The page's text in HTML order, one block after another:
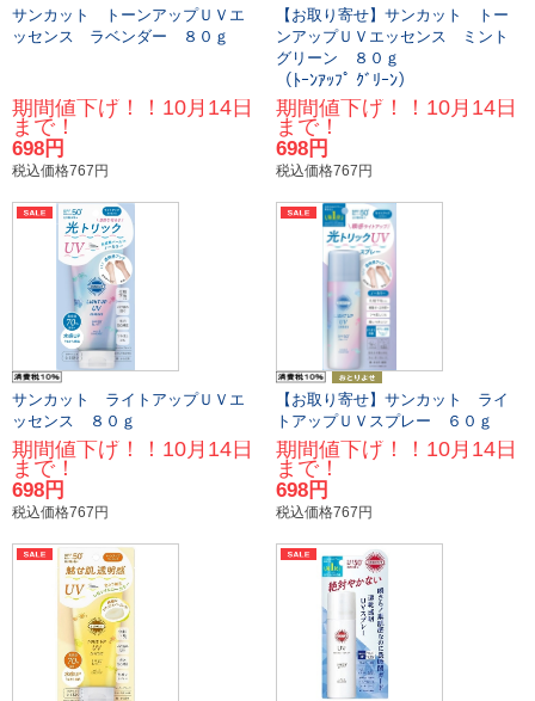
サンカット トーンアップＵＶエ
ッセンス ラベンダー ８０ｇ
期間値下げ！！10月14日
まで！
698円
税込価格767円
【お取り寄せ】サンカット トー
ンアップＵＶエッセンス ミント
グリーン ８０ｇ
（ﾄｰﾝｱｯﾌﾟ ｸﾞﾘｰﾝ）
期間値下げ！！10月14日
まで！
698円
税込価格767円
サンカット ライトアップＵＶエ
ッセンス ８０ｇ
期間値下げ！！10月14日
まで！
698円
税込価格767円
【お取り寄せ】サンカット ライ
トアップＵＶスプレー ６０ｇ
期間値下げ！！10月14日
まで！
698円
税込価格767円